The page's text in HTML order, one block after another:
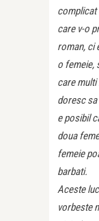
complicat
care v-o
roman, ci
o femeie,
care multi
doresc
e posibil
doua
femeie
barbati.
Aceste
vorbeste